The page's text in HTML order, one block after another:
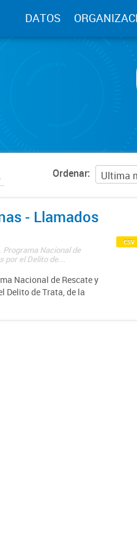
DATOS
Ordenar
- Llamados
Nacional de
por el Delito de...
Nacional de Rescate y
Delito de Trata, de la
csv